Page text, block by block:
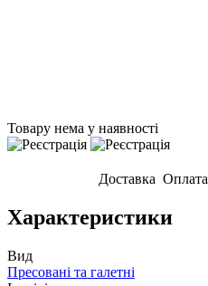
Товару нема у наявності
Доставка Оплата
Характеристики
Вид
Пресовані та галетні